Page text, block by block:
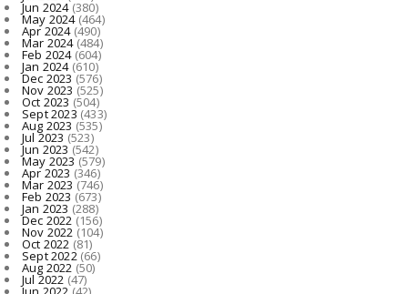
Jun 2024(380)
May 2024(464)
Apr 2024(490)
Mar 2024(484)
Feb 2024(604)
Jan 2024(610)
Dec 2023(576)
Nov 2023 (525)
Oct 2023 (504)
Sept 2023 (433)
Aug 2023 (535)
Jul 2023 (523)
Jun 2023(542)
May 2023(579)
Apr 2023 (346)
Mar 2023 (746)
Feb 2023 (673)
Jan 2023 (288)
Dec 2022(156)
Nov 2022 (104)
Oct 2022 (81)
Sept 2022(66)
Aug 2022 (50)
Jul 2022 (47)